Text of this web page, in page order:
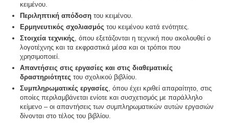
κειμένου.
Περιληπτική απόδοση του κειμένου.
Ερμηνευτικός σχολιασμός του κειμένου κατά ενότητες.
Στοιχεία τεχνικής, όπου εξετάζονται η τεχνική που ακολουθεί ο
λογοτέχνης και τα εκφραστικά μέσα και οι τρόποι που
χρησιμοποιεί.
Απαντήσεις στις εργασίες και στις διαθεματικές
δραστηριότητες του σχολικού βιβλίου.
Συμπληρωματικές εργασίες, όπου έχει κριθεί απαραίτητο, στις
οποίες περιλαμβάνεται ενίοτε και συσχετισμός με παράλληλο
κείμενο – οι απαντήσεις των συμπληρωματικών αυτών εργασιών
δίνονται στο τέλος του βιβλίου.